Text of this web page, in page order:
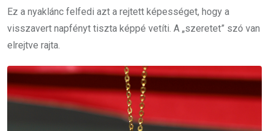
Ez a nyaklánc felfedi azt a rejtett képességet, hogy a
visszavert napfényt tiszta képpé vetíti. A „szeretet” szó van
elrejtve rajta.